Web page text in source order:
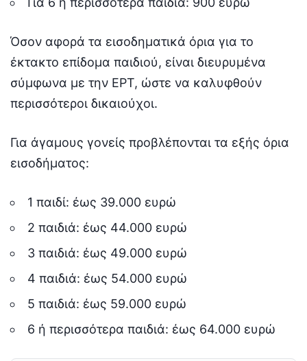
Όσον αφορά τα εισοδηματικά όρια για το
έκτακτο επίδομα παιδιού, είναι διευρυμένα
σύμφωνα με την ΕΡΤ, ώστε να καλυφθούν
περισσότεροι δικαιούχοι.
Για άγαμους γονείς προβλέπονται τα εξής όρια
εισοδήματος:
1 παιδί: έως 39.000 ευρώ
2 παιδιά: έως 44.000 ευρώ
3 παιδιά: έως 49.000 ευρώ
4 παιδιά: έως 54.000 ευρώ
5 παιδιά: έως 59.000 ευρώ
6 ή περισσότερα παιδιά: έως 64.000 ευρώ